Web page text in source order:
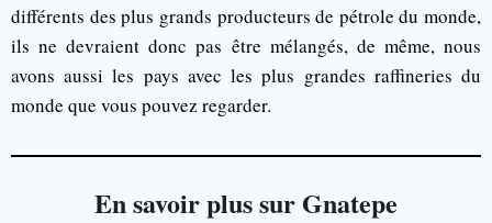
différents des plus grands producteurs de pétrole du monde,
ils ne devraient donc pas être mélangés, de même, nous
avons aussi les pays avec les plus grandes raffineries du
monde que vous pouvez regarder.
En savoir plus sur Gnatepe